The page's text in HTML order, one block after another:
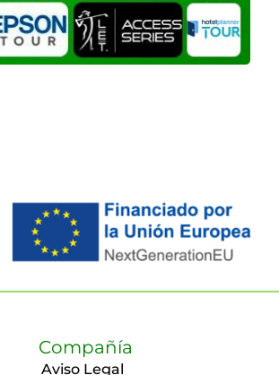
Compañía
Aviso Legal